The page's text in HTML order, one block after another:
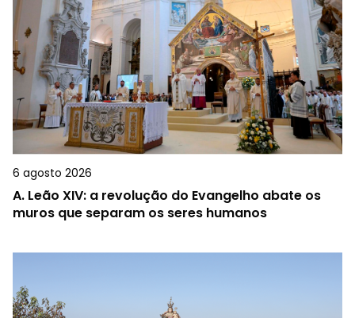
6 agosto 2026
A. Leão XIV: a revolução do Evangelho abate os
muros que separam os seres humanos